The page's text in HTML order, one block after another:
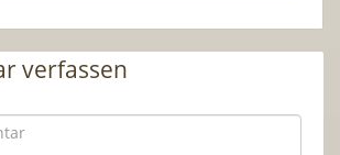
verfassen